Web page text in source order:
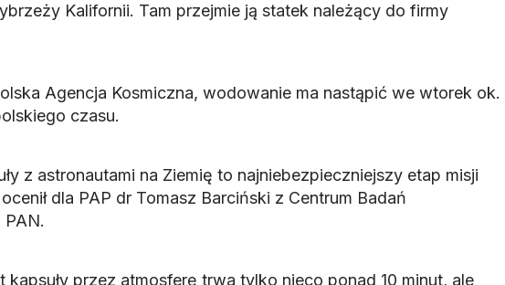
Kalifornii. Tam przejmie ją statek należący do firmy
Agencja Kosmiczna, wodowanie ma nastąpić we wtorek ok.
czasu.
z astronautami na Ziemię to najniebezpieczniejszy etap misji
dla PAP dr Tomasz Barciński z Centrum Badań
PAN.
kapsuły przez atmosferę trwa tylko nieco ponad 10 minut, ale